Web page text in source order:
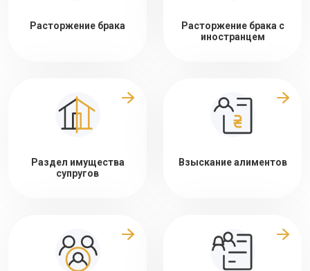
Расторжение брака
Расторжение брака с
иностранцем
Раздел имущества
супругов
Взыскание алиментов